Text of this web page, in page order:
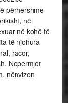
përhershme
në
në kohë të
të njohura
racor,
Nëpërmjet
nënvizon